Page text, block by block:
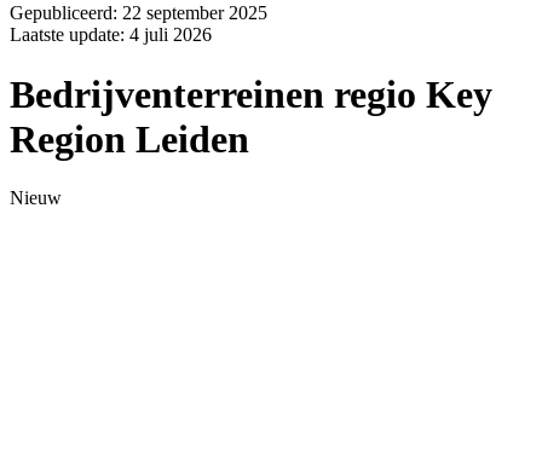
Gepubliceerd: 22 september 2025
Laatste update: 4 juli 2026
Bedrijventerreinen regio Key
Region Leiden
Nieuw